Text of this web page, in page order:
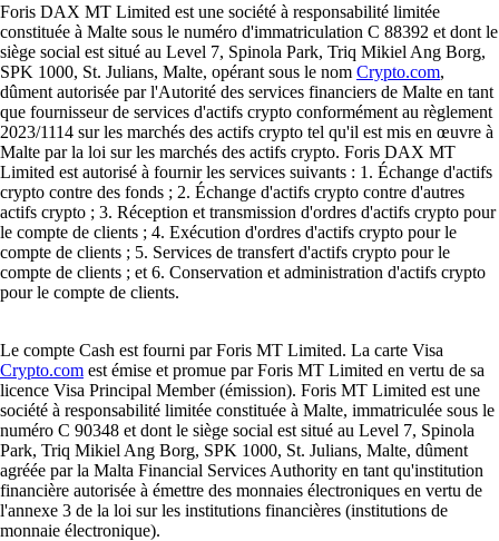
Foris DAX MT Limited est une société à responsabilité limitée
constituée à Malte sous le numéro d'immatriculation C 88392 et dont le
siège social est situé au Level 7, Spinola Park, Triq Mikiel Ang Borg,
SPK 1000, St. Julians, Malte, opérant sous le nom Crypto.com,
dûment autorisée par l'Autorité des services financiers de Malte en tant
que fournisseur de services d'actifs crypto conformément au règlement
2023/1114 sur les marchés des actifs crypto tel qu'il est mis en œuvre à
Malte par la loi sur les marchés des actifs crypto. Foris DAX MT
Limited est autorisé à fournir les services suivants : 1. Échange d'actifs
crypto contre des fonds ; 2. Échange d'actifs crypto contre d'autres
actifs crypto ; 3. Réception et transmission d'ordres d'actifs crypto pour
le compte de clients ; 4. Exécution d'ordres d'actifs crypto pour le
compte de clients ; 5. Services de transfert d'actifs crypto pour le
compte de clients ; et 6. Conservation et administration d'actifs crypto
pour le compte de clients.
Le compte Cash est fourni par Foris MT Limited. La carte Visa
Crypto.com est émise et promue par Foris MT Limited en vertu de sa
licence Visa Principal Member (émission). Foris MT Limited est une
société à responsabilité limitée constituée à Malte, immatriculée sous le
numéro C 90348 et dont le siège social est situé au Level 7, Spinola
Park, Triq Mikiel Ang Borg, SPK 1000, St. Julians, Malte, dûment
agréée par la Malta Financial Services Authority en tant qu'institution
financière autorisée à émettre des monnaies électroniques en vertu de
l'annexe 3 de la loi sur les institutions financières (institutions de
monnaie électronique).